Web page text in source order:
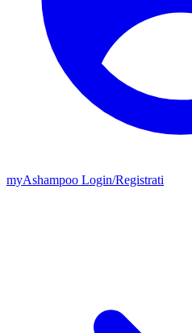
myAshampoo Login/Registrati